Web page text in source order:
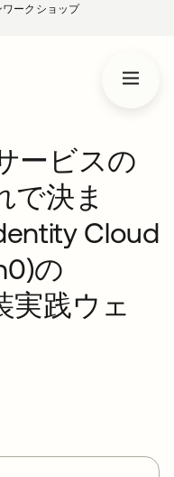
ワークショップ
ービスの
で決ま
Cloud
の
実践ウェ